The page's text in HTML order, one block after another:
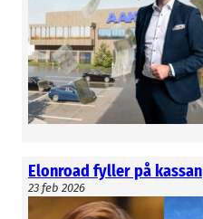
Elonroad fyller på kassan
23 feb 2026